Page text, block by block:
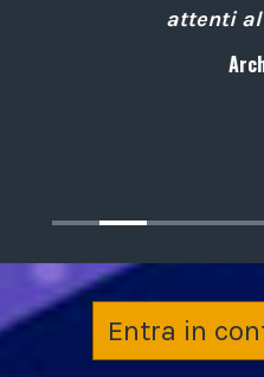
attenti
Entra in